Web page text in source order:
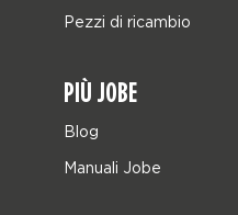
Pezzi di ricambio
PIÙ JOBE
Blog
Manuali Jobe